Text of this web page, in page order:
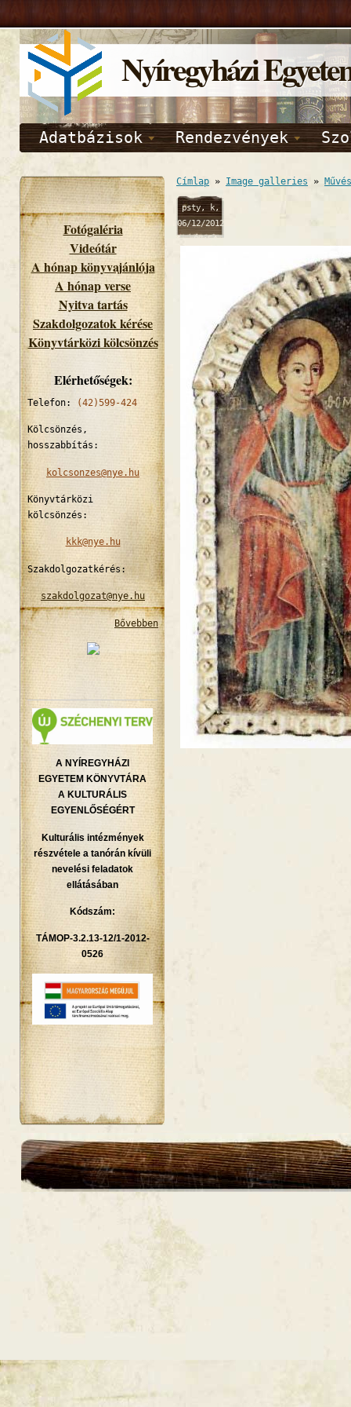
Nyíregyházi
Adatbázisok Rendezvények
Fotógaléria
Videótár
A hónap könyvajánlója
A hónap verse
Nyitva tartás
Szakdolgozatok kérése
Könyvtárközi kölcsönzés
Elérhetőségek:
Telefon: (42)599-424
Kölcsönzés,
hosszabbítás:
kolcsonzes@nye.hu
Könyvtárközi
kölcsönzés:
kkk@nye.hu
Szakdolgozatkérés:
szakdolgozat@nye.hu
Bővebben
A NYÍREGYHÁZI
EGYETEM KÖNYVTÁRA
A KULTURÁLIS
EGYENLŐSÉGÉRT
Kulturális intézmények
részvétele a tanórán kívüli
nevelési feladatok
ellátásában
Kódszám:
TÁMOP-3.2.13-12/1-2012-
0526
Címlap » Image galleries »
psty, k,
06/12/2012
- 07:54